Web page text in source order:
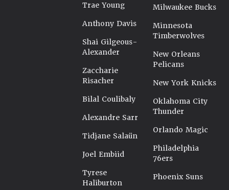
Trae Young
Anthony Davis
Shai Gilgeous-
Alexander
Zaccharie
Risacher
Bilal Coulibaly
Alexandre Sarr
Tidjane Salaün
Joel Embiid
Tyrese
Haliburton
Milwaukee Bucks
Minnesota
Timberwolves
New Orleans
Pelicans
New York Knicks
Oklahoma City
Thunder
Orlando Magic
Philadelphia
76ers
Phoenix Suns